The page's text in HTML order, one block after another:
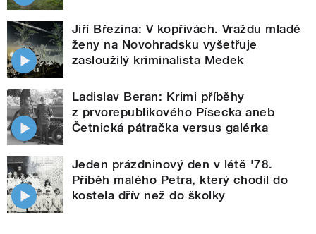
Jiří Březina: V kopřivách. Vraždu mladé
ženy na Novohradsku vyšetřuje
zasloužilý kriminalista Medek
Ladislav Beran: Krimi příběhy
z prvorepublikového Písecka aneb
Četnická pátračka versus galérka
Jeden prázdninový den v létě '78.
Příběh malého Petra, který chodil do
kostela dřív než do školky